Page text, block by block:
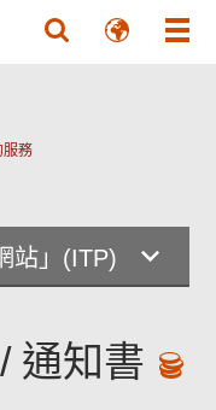
服務
站」(ITP)
通知書